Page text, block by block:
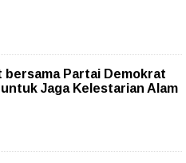
bersama Partai Demokrat
Jaga Kelestarian Alam